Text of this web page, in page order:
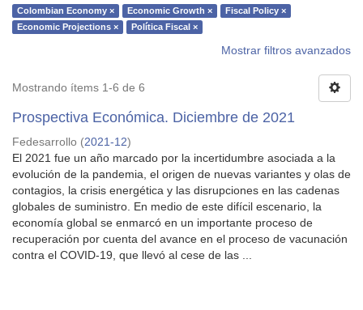
Colombian Economy × Economic Growth ×
Fiscal Policy ×
Economic Projections ×
Política Fiscal ×
Mostrar filtros avanzados
Mostrando ítems 1-6 de 6
Prospectiva Económica. Diciembre de 2021
Fedesarrollo (2021-12)
El 2021 fue un año marcado por la incertidumbre asociada a la
evolución de la pandemia, el origen de nuevas variantes y olas de
contagios, la crisis energética y las disrupciones en las cadenas
globales de suministro. En medio de este difícil escenario, la
economía global se enmarcó en un importante proceso de
recuperación por cuenta del avance en el proceso de vacunación
contra el COVID-19, que llevó al cese de las ...